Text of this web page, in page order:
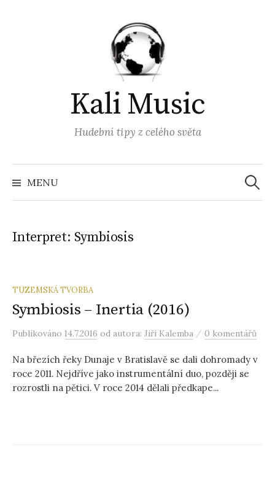
Kali Music
Hudební tipy z celého světa
MENU
Interpret: Symbiosis
TUZEMSKÁ TVORBA
Symbiosis – Inertia (2016)
Publikováno 14.7.2016 od autora: Jiří Kalemba / 0 komentářů
Na březích řeky Dunaje v Bratislavě se dali dohromady v
roce 2011. Nejdříve jako instrumentální duo, později se
rozrostli na pětici. V roce 2014 dělali předkape...